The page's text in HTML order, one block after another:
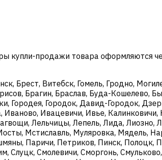
купли-продажи товара оформляются
Брест, Витебск, Гомель, Гродно,
Брагин, Браслав, Буда-Кошелево,
Городея, Городок, Давид-Городок,
Ивацевичи, Ивье,
Лельчицы, Лепель, Лида, Лиозно,
Мстиславль, Муляровка, Мядель,
Паричи, Петриков, Пинск, Полоцк,
Слуцк, Смолевичи, Сморгонь,